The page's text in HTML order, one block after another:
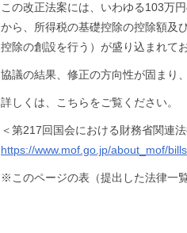
この改正法案には、いわゆる103万
から、所得税の基礎控除の控除額及
控除の創設を行う）が盛り込まれて
協議の結果、修正の方向性が固まり
詳しくは、こちらをご覧ください。
＜第217回国会における財務省関連
https://www.mof.go.jp/about_mof/
※このページの表（提出した法律一